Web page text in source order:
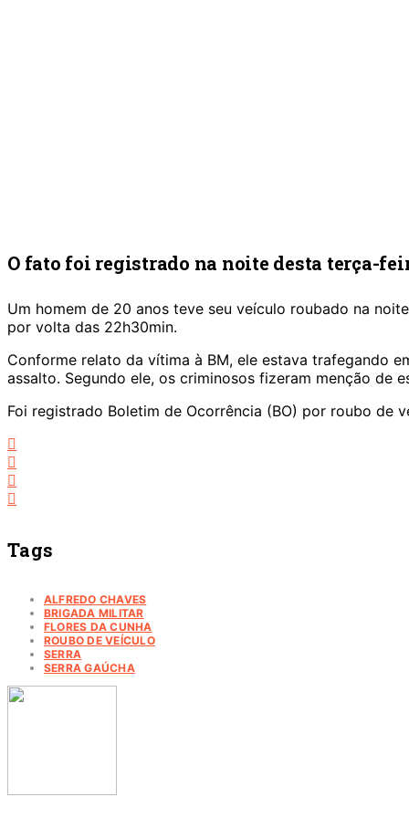
O fato foi registrado na noite desta terça-
Um homem de 20 anos teve seu veículo roubado na
por volta das 22h30min.
Conforme relato da vítima à BM, ele estava trafegando
assalto. Segundo ele, os criminosos fizeram menção de
Foi registrado Boletim de Ocorrência (BO) por roubo de
Tags
ALFREDO CHAVES
BRIGADA MILITAR
FLORES DA CUNHA
ROUBO DE VEÍCULO
SERRA
SERRA GAÚCHA